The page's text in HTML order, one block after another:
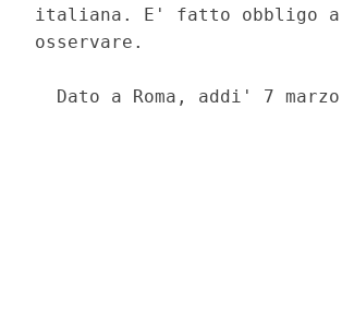
italiana. E' fatto obbligo
osservare.
Dato a Roma, addi' 7